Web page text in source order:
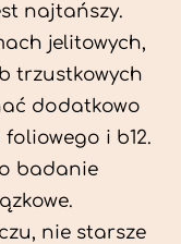
najtańszy.
jelitowych,
trzustkowych
dodatkowo
i b12.
badanie
nie starsze